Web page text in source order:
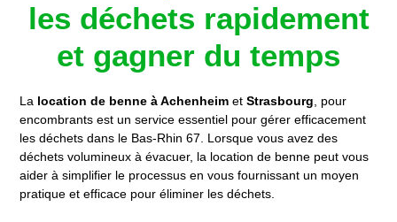
les déchets rapidement
et gagner du temps
La location de benne à Achenheim etStrasbourg, pour
encombrants est un service essentiel pour gérer efficacement
les déchets dans le Bas-Rhin 67. Lorsque vous avez des
déchets volumineux à évacuer, la location de benne peut vous
aider à simplifier le processus en vous fournissant un moyen
pratique et efficace pour éliminer les déchets.